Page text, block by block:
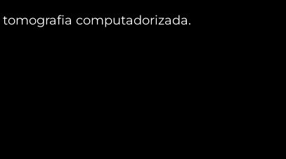
computadorizada.